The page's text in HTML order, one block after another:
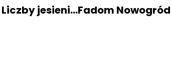
Liczby jesieni…Fadom